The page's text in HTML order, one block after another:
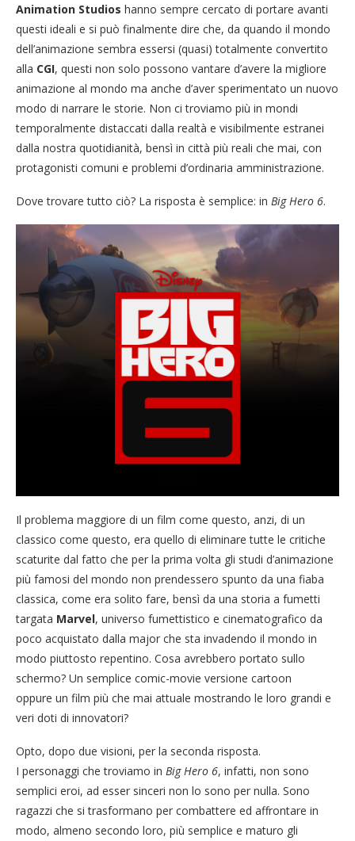
Animation Studios hanno sempre cercato di portare avanti
questi ideali e si può finalmente dire che, da quando il mondo
dell’animazione sembra essersi (quasi) totalmente convertito
alla CGI, questi non solo possono vantare d’avere la migliore
animazione al mondo ma anche d’aver sperimentato un nuovo
modo di narrare le storie. Non ci troviamo più in mondi
temporalmente distaccati dalla realtà e visibilmente estranei
dalla nostra quotidianità, bensì in città più reali che mai, con
protagonisti comuni e problemi d’ordinaria amministrazione.
Dove trovare tutto ciò? La risposta è semplice: in Big Hero 6.
Il problema maggiore di un film come questo, anzi, di un
classico come questo, era quello di eliminare tutte le critiche
scaturite dal fatto che per la prima volta gli studi d’animazione
più famosi del mondo non prendessero spunto da una fiaba
classica, come era solito fare, bensì da una storia a fumetti
targata Marvel, universo fumettistico e cinematografico da
poco acquistato dalla major che sta invadendo il mondo in
modo piuttosto repentino. Cosa avrebbero portato sullo
schermo? Un semplice comic-movie versione cartoon
oppure un film più che mai attuale mostrando le loro grandi e
veri doti di innovatori?
Opto, dopo due visioni, per la seconda risposta.
I personaggi che troviamo in Big Hero 6, infatti, non sono
semplici eroi, ad esser sinceri non lo sono per nulla. Sono
ragazzi che si trasformano per combattere ed affrontare in
modo, almeno secondo loro, più semplice e maturo gli